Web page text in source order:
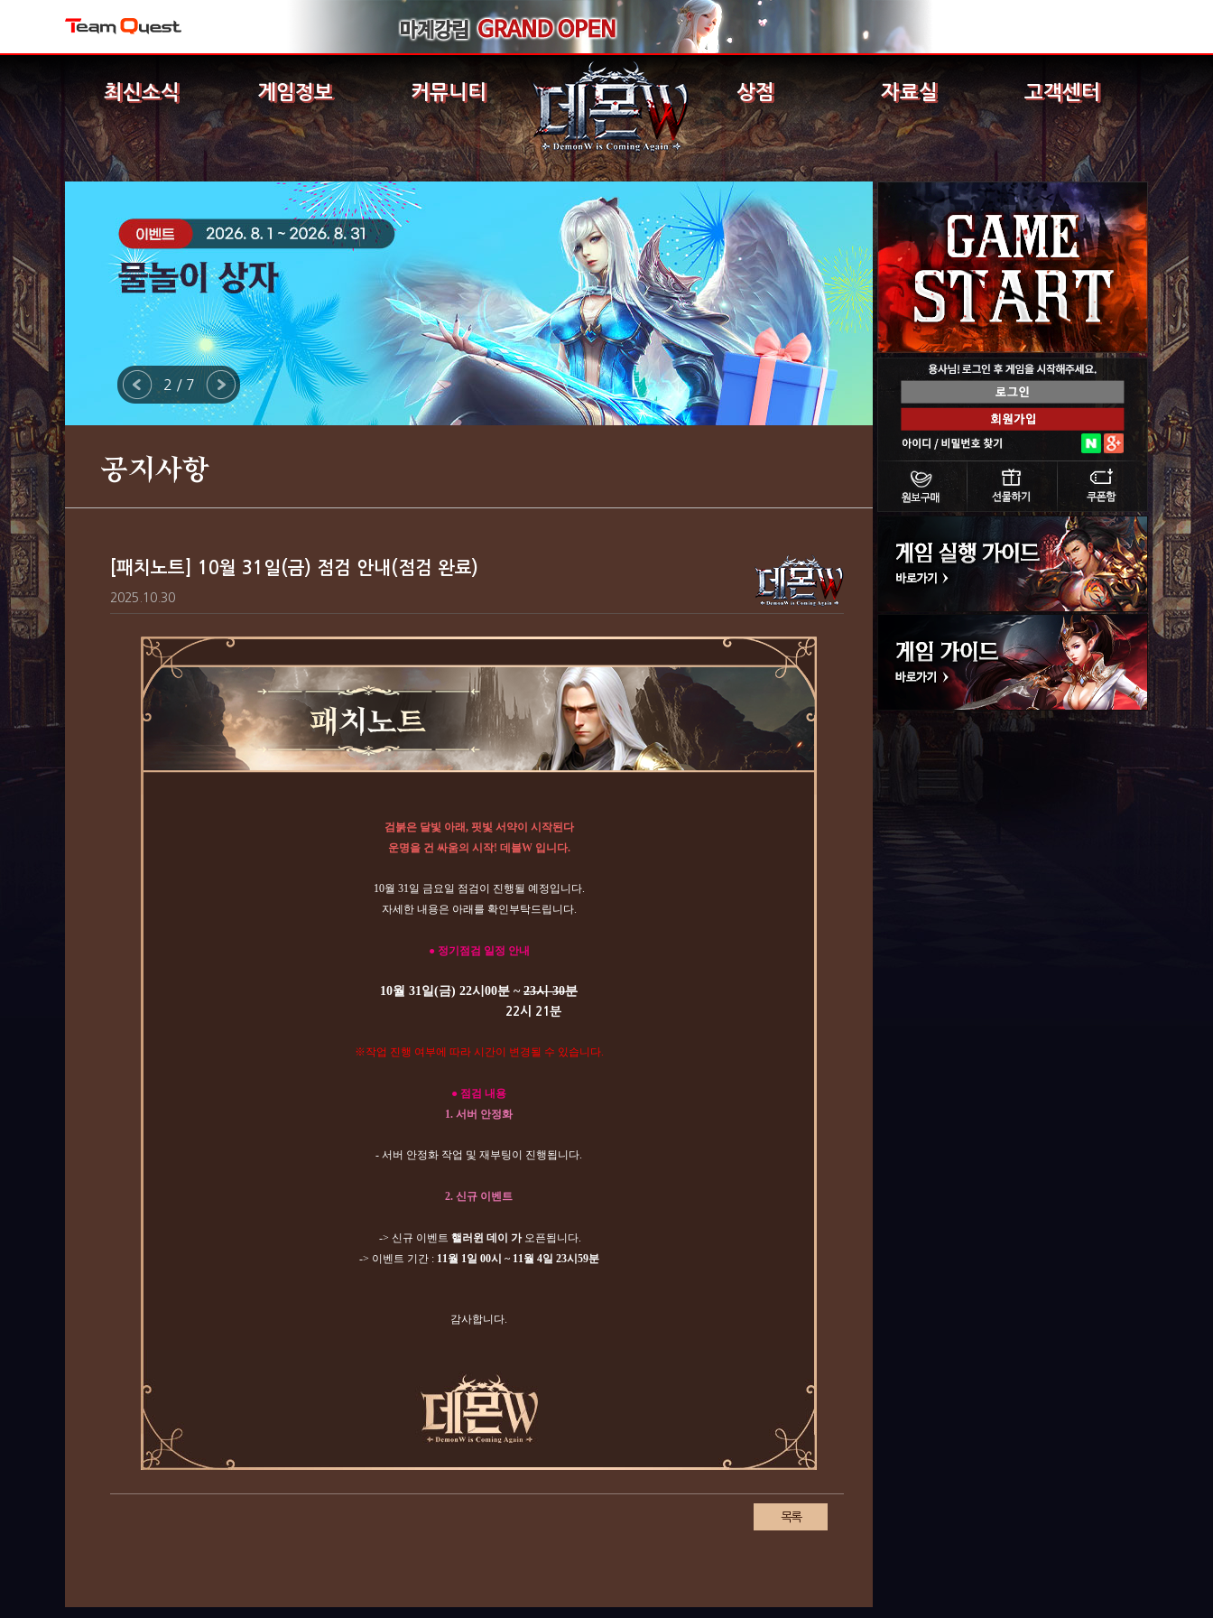
최신소식 게임정보 커뮤니티 상점 자료실 고객센터
2 / 7
공지사항
[패치노트] 10월 31일(금) 점검 안내(점검 완료)
2025.10.30
검붉은 달빛 아래, 핏빛 서약이 시작된다
운명을 건 싸움의 시작! 데블W 입니다.
10월 31일 금요일 점검이 진행될 예정입니다.
자세한 내용은 아래를 확인부탁드립니다.
● 정기점검 일정 안내
10월 31일(금) 22시00분 ~ 23시 30분​
22시 21분
※작업 진행 여부에 따라 시간이 변경될 수 있습니다.
● 점검 내용
1. 서버 안정화
- 서버 안정화 작업 및 재부팅이 진행됩니다.
2. 신규 이벤트
-> 신규 이벤트 핼러윈 데이 가오픈됩니다.
-> 이벤트 기간 :11월 1일 00시 ~ 11월 4일 23시59분
감사합니다.
목록